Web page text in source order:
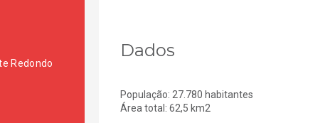
Redondo
Dados
População: 27.780 habitantes
Área total: 62,5 km2